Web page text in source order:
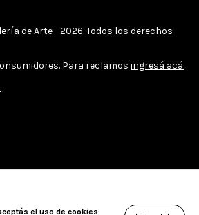
el uso de cookies
de Arte - 2026. Todos los derechos
Para reclamos ingresá acá.